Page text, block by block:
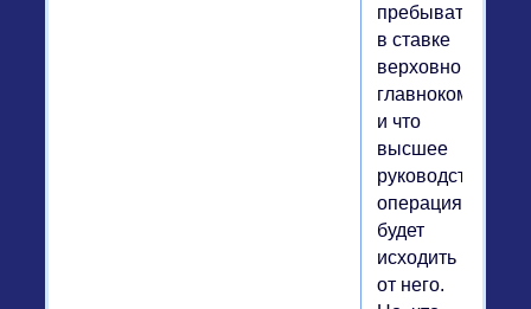
пребывать
в ставке
верховного
и что
высшее
руководство
операциями
будет
исходить
от него.